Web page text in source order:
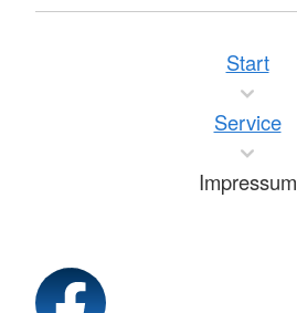
Start
Service
Impressum